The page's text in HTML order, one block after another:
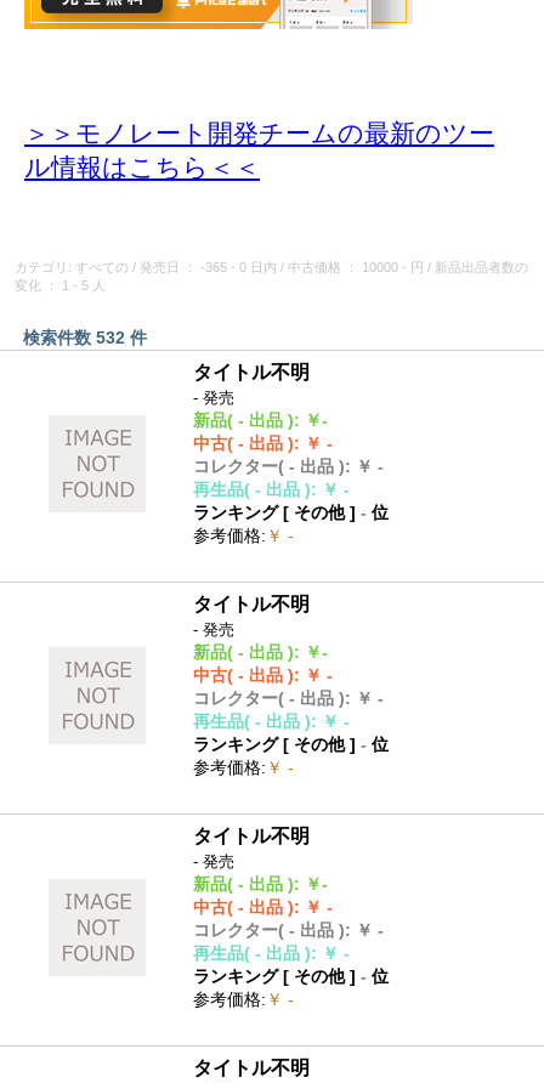
＞＞モノレート開発チームの最新のツー
ル情報はこちら＜＜
カテゴリ: すべての / 発売日 ： -365 - 0 日内 / 中古価格 ： 10000 - 円 / 新品出品者数の
変化
： 1 - 5 人
検索件数 532 件
タイトル不明
- 発売
新品( - 出品 ): ￥-
中古( - 出品 ): ￥ -
コレクター( - 出品 ): ￥ -
再生品( - 出品 ): ￥ -
ランキング [ その他]- 位
参考価格: ￥ -
タイトル不明
- 発売
新品( - 出品 ): ￥-
中古( - 出品 ): ￥ -
コレクター( - 出品 ): ￥ -
再生品( - 出品 ): ￥ -
ランキング [ その他]- 位
参考価格: ￥ -
タイトル不明
- 発売
新品( - 出品 ): ￥-
中古( - 出品 ): ￥ -
コレクター( - 出品 ): ￥ -
再生品( - 出品 ): ￥ -
ランキング [ その他]- 位
参考価格: ￥ -
タイトル不明